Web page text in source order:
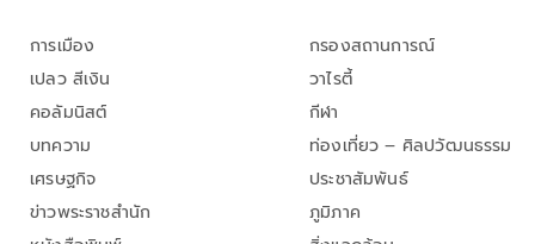
การเมือง
เปลว สีเงิน
คอลัมนิสต์
บทความ
เศรษฐกิจ
ข่าวพระราชสำนัก
กรองสถานการณ์
วาไรตี้
กีฬา
ท่องเที่ยว – ศิลปวัฒนธรรม
ประชาสัมพันธ์
ภูมิภาค